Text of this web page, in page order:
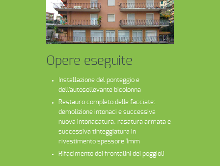
Opere eseguite
Installazione del ponteggio e
dell'autosollevante bicolonna
Restauro completo delle facciate:
demolizione intonaci e successiva
nuova intonacatura, rasatura armata e
successiva tinteggiatura in
rivestimento spessore 1mm
Rifacimento dei frontalini dei poggioli